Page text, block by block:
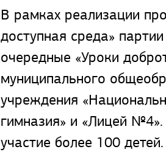
В рамках реализации
доступная среда»
очередные «Уроки
муниципального
учреждения
гимназия» и «Лицей
участие более 100 детей.